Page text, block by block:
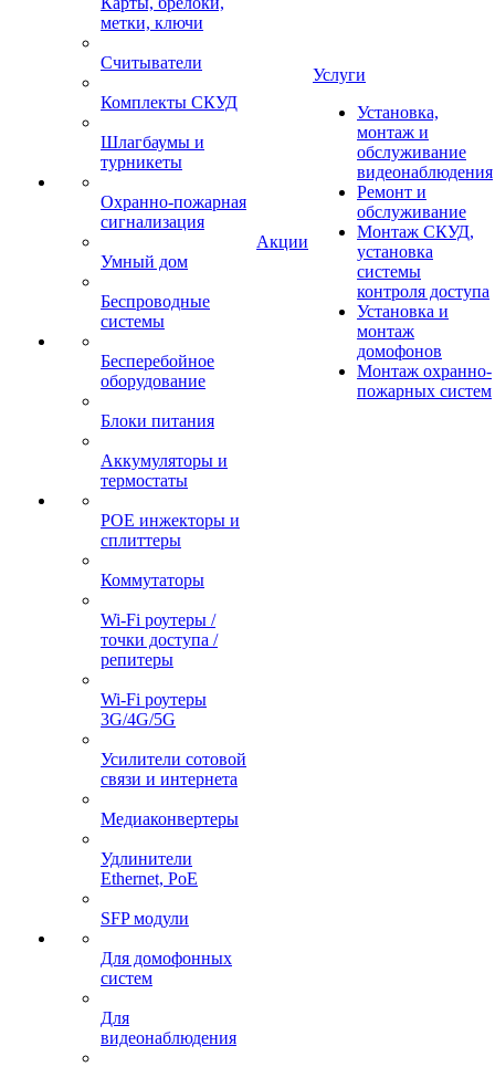
метки, ключи
Считыватели
Комплекты СКУД
Шлагбаумы и
турникеты
Охранно-пожарная
сигнализация
Умный дом
Беспроводные
системы
Бесперебойное
оборудование
Блоки питания
Аккумуляторы и
термостаты
POE инжекторы и
сплиттеры
Коммутаторы
Wi-Fi роутеры /
точки доступа /
репитеры
Wi-Fi роутеры
3G/4G/5G
Усилители сотовой
связи и интернета
Медиаконвертеры
Удлинители
Ethernet, PoE
SFP модули
Для домофонных
систем
Для
видеонаблюдения
Акции
Услуги
Установка,
монтаж и
обслуживание
видеонаблюдения
Ремонт и
обслуживание
Монтаж СКУД,
установка
системы
контроля доступа
Установка и
монтаж
домофонов
Монтаж охранно-
пожарных систем